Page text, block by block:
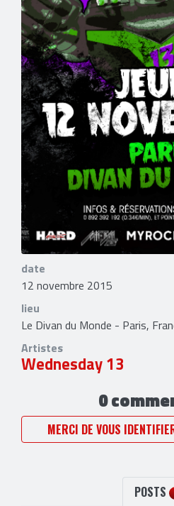
date
12 novembre 2015
lieu
Le Divan du Monde - Paris,
Artistes
Wednesday 13
0
MERCI DE VOUS
POSTS